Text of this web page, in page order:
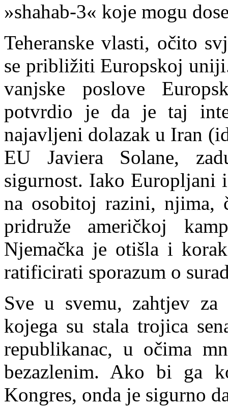
»shahab-3« koje mogu
Teheranske vlasti, očito
se približiti Europskoj
vanjske poslove
potvrdio je da je taj
najavljeni dolazak u Iran
EU Javiera Solane,
sigurnost. Iako Europljani
na osobitoj razini, njima,
pridruže američkoj
Njemačka je otišla i
ratificirati sporazum o
Sve u svemu, zahtjev za
kojega su stala trojica
republikanac, u očima
bezazlenim. Ako bi ga
Kongres, onda je sigurno